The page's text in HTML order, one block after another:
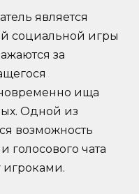
является
социальной игры
за
ища
Одной из
возможность
голосового чата